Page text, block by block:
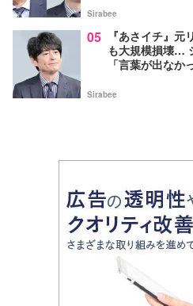
Sirabee
05
『あさイチ』
も大規模損壊…
「言葉が出なか
Sirabee